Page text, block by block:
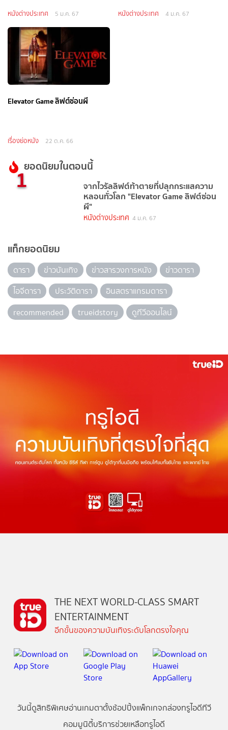
หนังต่างประเทศ 5 ม.ค. 67 หนังต่างประเทศ 4 ม.ค. 67
Elevator Game ลิฟต์ซ่อนผี
เรื่องย่อหนัง 22 ต.ค. 66
ยอดนิยมในตอนนี้
1 จากไวรัลลิฟต์ท้าตายที่ปลุกกระแสความ
หลอนทั่วโลก "Elevator Game ลิฟต์ซ่อน
ผี"
หนังต่างประเทศ 4 ม.ค. 67
แท็กยอดนิยม
ดารา ข่าวบันเทิง ข่าวสารวงการหนัง
ข่าวดารา
ไอจีดารา
ประวัติดารา
อินสตราแกรมดารา
recommended
trueidstory ดูทีวีออนไลน์
THE NEXT WORLD-CLASS SMART
ENTERTAINMENT
อีกขั้นของความบันเทิงระดับโลกตรงใจคุณ
วันนี้ดูสิทธิพิเศษอ่านเกมตาตั้งช้อปปิ้งแพ็กเกจกล่องทรูไอดีทีวี
คอมมูนิตี้บริการช่วยเหลือทรูไอดี